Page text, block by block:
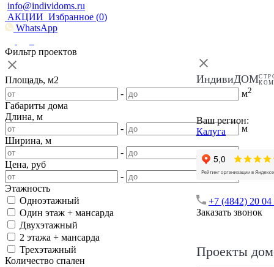
info@individoms.ru
АКЦИИ Избранное (0)
WhatsApp
ИндивиДОМ
Ваш регион:
Калуга
+7 (4842) 20 04
Заказать звонок
Проекты
Фильтр проектов
Площадь, м2
-
м2
Габариты дома
Длина, м
-
м
Ширина, м
-
Цена, руб
-
Этажность
Одноэтажный
Один этаж + мансарда
Двухэтажный
2 этажа + мансарда
Трехэтажный
Количество спален